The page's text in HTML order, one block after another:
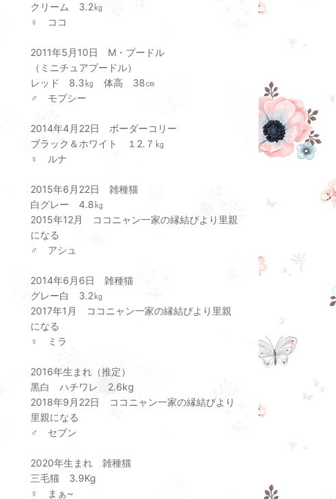
クリーム 3.2㎏
♀ ココ
2011年5月10日 M・プードル
（ミニチュアプードル）
レッド 8.3㎏ 体高 38㎝
♂ モプシー
2014年4月22日 ボーダーコリー
ブラック＆ホワイト １2.７㎏
♀ ルナ
2015年6月22日 雑種猫
白グレー 4.8㎏
2015年12月 ココニャン一家の縁結びより里親
になる
♂ アシュ
2014年6月6日 雑種猫
グレー白 3.2㎏
2017年1月 ココニャン一家の縁結びより里親
になる
♀ ミラ
2016年生まれ（推定）
黒白 ハチワレ 2.6kg
2018年9月22日 ココニャン一家の縁結びより
里親になる
♂ セブン
2020年生まれ 雑種猫
三毛猫 3.9Kg
♀ まぁ~